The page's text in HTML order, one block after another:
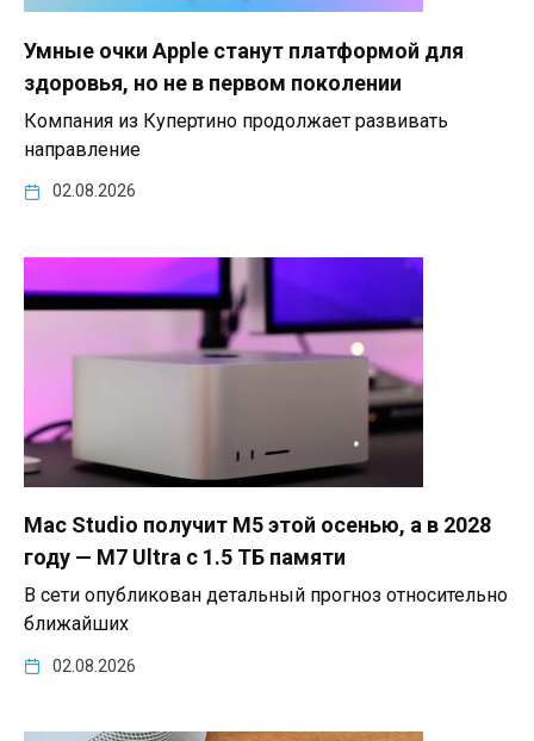
Умные очки Apple станут платформой для
здоровья, но не в первом поколении
Компания из Купертино продолжает развивать
направление
02.08.2026
Mac Studio получит M5 этой осенью, а в 2028
году — M7 Ultra с 1.5 ТБ памяти
В сети опубликован детальный прогноз относительно
ближайших
02.08.2026